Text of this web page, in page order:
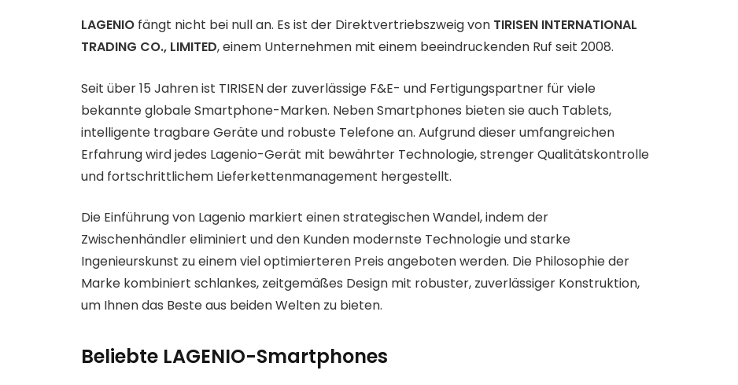
LAGENIO fängt nicht bei null an. Es ist der Direktvertriebszweig von TIRISEN INTERNATIONAL
TRADING CO., LIMITED, einem Unternehmen mit einem beeindruckenden Ruf seit 2008.
Seit über 15 Jahren ist TIRISEN der zuverlässige F&E- und Fertigungspartner für viele
bekannte globale Smartphone-Marken. Neben Smartphones bieten sie auch Tablets,
intelligente tragbare Geräte und robuste Telefone an. Aufgrund dieser umfangreichen
Erfahrung wird jedes Lagenio-Gerät mit bewährter Technologie, strenger Qualitätskontrolle
und fortschrittlichem Lieferkettenmanagement hergestellt.
Die Einführung von Lagenio markiert einen strategischen Wandel, indem der
Zwischenhändler eliminiert und den Kunden modernste Technologie und starke
Ingenieurskunst zu einem viel optimierteren Preis angeboten werden. Die Philosophie der
Marke kombiniert schlankes, zeitgemäßes Design mit robuster, zuverlässiger Konstruktion,
um Ihnen das Beste aus beiden Welten zu bieten.
Beliebte LAGENIO-Smartphones